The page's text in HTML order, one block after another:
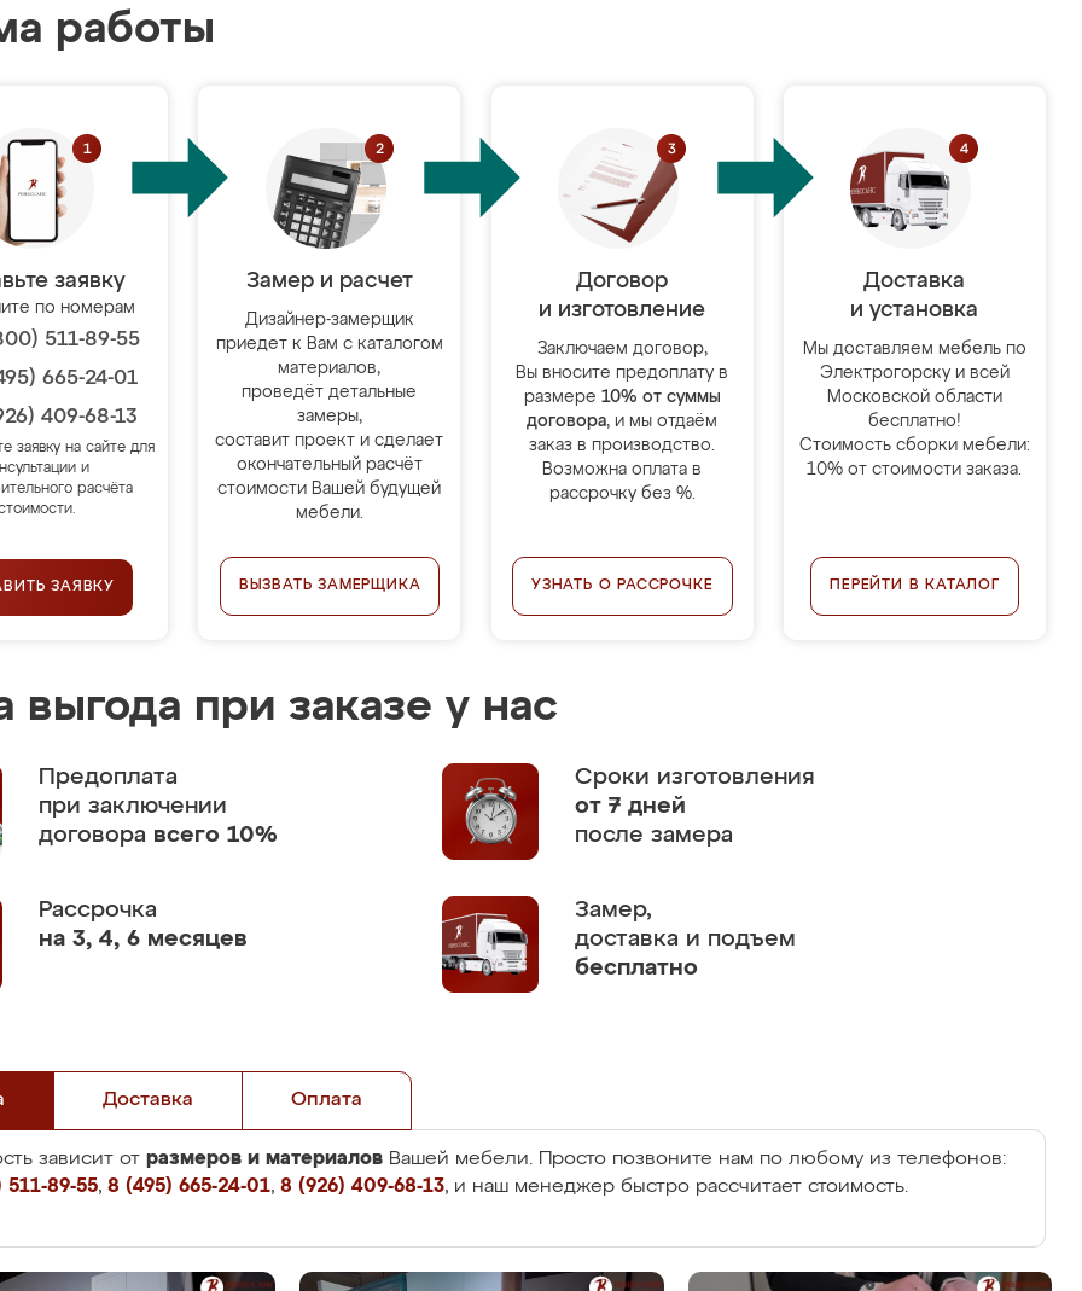
работы
заявку
по номерам
511-89-55
665-24-01
409-68-13
заявку на сайте для
и
расчёта
ЗАЯВКУ
Замер и расчет
Дизайнер-замерщик
приедет к Вам с каталогом
материалов,
проведёт детальные
замеры,
составит проект и сделает
окончательный расчёт
стоимости Вашей будущей
мебели.
ВЫЗВАТЬ ЗАМЕРЩИКА
Договор
и изготовление
Заключаем договор,
Вы вносите предоплату в
размере 10% от суммы
договора, и мы отдаём
заказ в производство.
Возможна оплата в
рассрочку без %.
УЗНАТЬ О РАССРОЧКЕ
Доставка
и установка
Мы доставляем мебель по
Электрогорску и всей
Московской области
бесплатно!
Стоимость сборки мебели:
10% от стоимости заказа.
ПЕРЕЙТИ В КАТАЛОГ
выгода при заказе у нас
Предоплата
при заключении
договора всего 10%
Сроки изготовления
от 7 дней
после замера
Рассрочка
на 3, 4, 6 месяцев
Замер,
доставка и подъем
бесплатно
Доставка Оплата
зависит от размеров и материалов Вашей мебели. Просто позвоните нам по любому из телефонов:
89-55, 8 (495) 665-24-01, 8 (926) 409-68-13, и наш менеджер быстро рассчитает стоимость.